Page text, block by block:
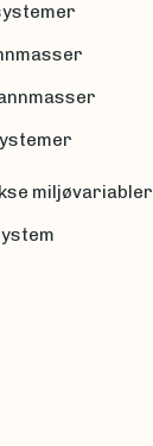
miljøvariabler